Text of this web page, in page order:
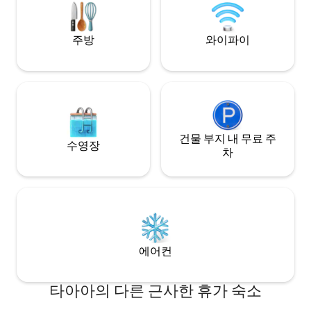
주방 와이파이
수영장
건물 부지 내 무료 주
차
에어컨
타아아의 다른 근사한 휴가 숙소